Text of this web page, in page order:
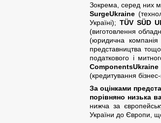
Зокрема, серед них
SurgeUkraine
Україні);TÜV SÜD
(виготовлення
(юридична компанія
представництва
податкового і
ComponentsUkraine
(кредитування бізнес-
За оцінками
порівняно низька
нижча за
України до Європи,